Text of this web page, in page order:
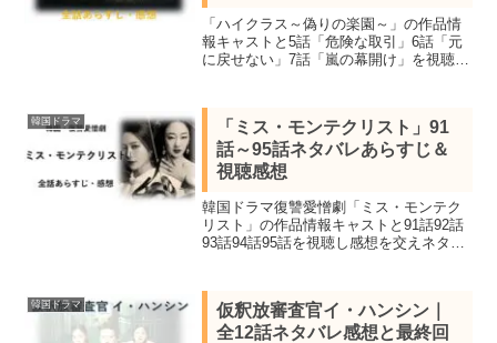
「ハイクラス～偽りの楽園～」の作品情
報キャストと5話「危険な取引」6話「元
に戻せない」7話「嵐の幕開け」を視聴し
たパラサイト半地下の家族のチョ・ヨジ
ョン主演の愛憎サスペンス
韓国ドラマ
「ミス・モンテクリスト」91
話～95話ネタバレあらすじ＆
視聴感想
韓国ドラマ復讐愛憎劇「ミス・モンテク
リスト」の作品情報キャストと91話92話
93話94話95話を視聴し感想を交えネタバ
なお記憶されている実力派女優イ・ソヨ
ン主演。
韓国ドラマ
仮釈放審査官イ・ハンシン｜
全12話ネタバレ感想と最終回